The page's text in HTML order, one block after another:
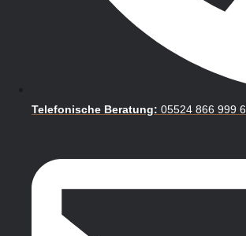
Telefonische Beratung: 05524 866 999 6